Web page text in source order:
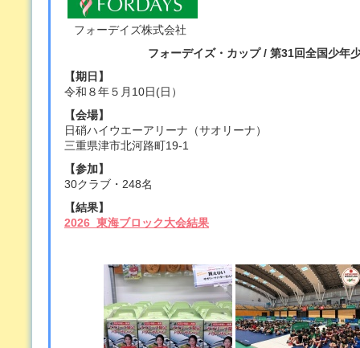
フォーデイズ株式会社
フォーデイズ・カップ / 第31回全国少年
【期日】
令和８年５月10日(日）
【会場】
日硝ハイウエーアリーナ（サオリーナ）
三重県津市北河路町19‐1
【参加】
30クラブ・248名
【結果】
2026_東海ブロック大会結果